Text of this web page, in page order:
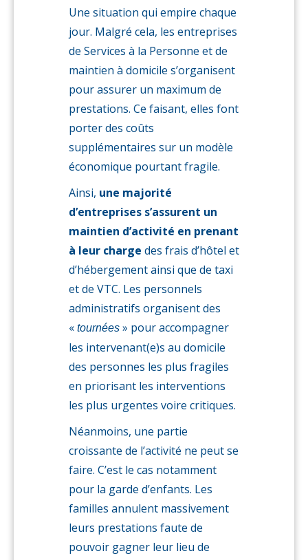
Une situation qui empire chaque
jour. Malgré cela, les entreprises
de Services à la Personne et de
maintien à domicile s’organisent
pour assurer un maximum de
prestations. Ce faisant, elles font
porter des coûts
supplémentaires sur un modèle
économique pourtant fragile.
Ainsi, une majorité
d’entreprises s’assurent un
maintien d’activité en prenant
à leur charge des frais d’hôtel et
d’hébergement ainsi que de taxi
et de VTC. Les personnels
administratifs organisent des
« tournées » pour accompagner
les intervenant(e)s au domicile
des personnes les plus fragiles
en priorisant les interventions
les plus urgentes voire critiques.
Néanmoins, une partie
croissante de l’activité ne peut se
faire. C’est le cas notamment
pour la garde d’enfants. Les
familles annulent massivement
leurs prestations faute de
pouvoir gagner leur lieu de